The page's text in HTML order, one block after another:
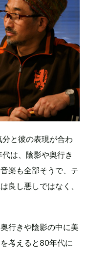
と彼の表現が合わ
は、陰影や奥行き
楽も全部そうで、テ
良し悪しではなく、
行きや陰影の中に美
考えると80年代に